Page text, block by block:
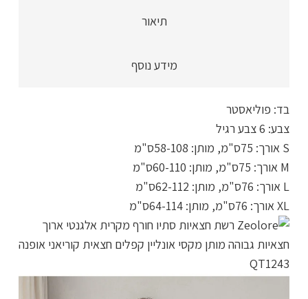
6
צבעים
לבחירה,
איכותית,
מידות
S-
XL
תיאור
מידע נוסף
בד: פוליאסטר
צבע: 6 צבע רגיל
S אורך: 75ס"מ, מותן: 58-108ס"מ
M אורך: 75ס"מ, מותן: 60-110ס"מ
L אורך: 76ס"מ, מותן: 62-112ס"מ
XL אורך: 76ס"מ, מותן: 64-114ס"מ